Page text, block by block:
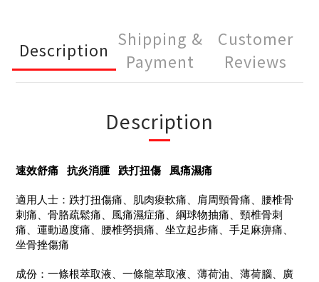
Description
Shipping &
Payment
Customer
Reviews
Description
速效舒痛 抗炎消腫 跌打扭傷 風痛濕痛
適用人士：跌打扭傷痛、肌肉痠軟痛、肩周頸骨痛、腰椎骨
刺痛、骨胳疏鬆痛、風痛濕症痛、綱球物抽痛、頸椎骨刺
痛、運動過度痛、腰椎勞損痛、坐立起步痛、手足麻痹痛、
坐骨挫傷痛
成份：一條根萃取液、一條龍萃取液、薄荷油、薄荷腦、廣